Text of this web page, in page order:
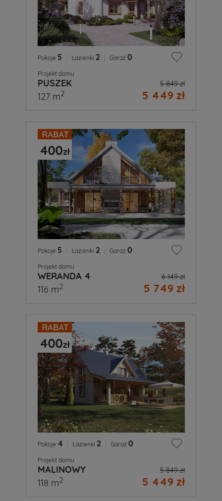
Pokoje 5 Łazienki 2 Garaż 0
Projekt domu
PUSZEK 5 849 zł
5 449 zł
127 m2
Pokoje 5 Łazienki 2 Garaż 0
Projekt domu
WERANDA 4 6 149 zł
5 749 zł
116 m2
Pokoje 4 Łazienki 2 Garaż 0
Projekt domu
MALINOWY 5 849 zł
5 449 zł
118 m2